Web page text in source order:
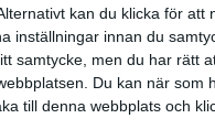
kan du klicka för att
inställningar innan du
samtycke, men du har rätt
Du kan när som
till denna webbplats och